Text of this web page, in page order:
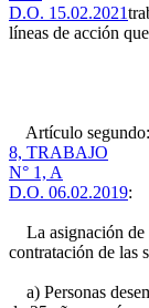
D.O. 15.02.2021
líneas de acción
Artículo segundo:
8, TRABAJO
N° 1, A
D.O. 06.02.2019:
La asignación de
contratación de las
a) Personas